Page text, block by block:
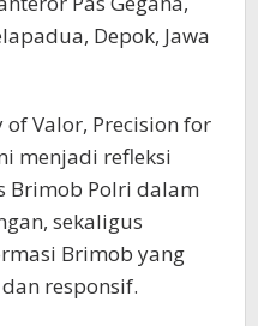
Depok, Jawa
of Valor, Precision for
menjadi refleksi
Brimob Polri dalam
sekaligus
Brimob yang
responsif.